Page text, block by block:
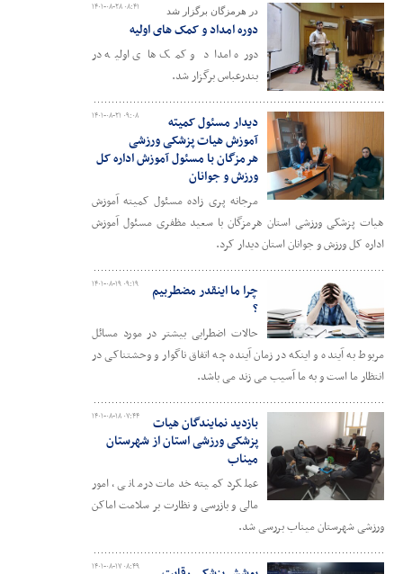
۱۴۰۱-۰۸-۲۸ ۰۸:۴۱ در هرمزگان برگزار شد
دوره امداد و کمک های اولیه
دوره امداد و کمک های اولیه در
بندرعباس برگزار شد.
۱۴۰۱-۰۸-۲۱ ۰۹:۰۸
دیدار مسئول کمیته
آموزش هیات پزشکی ورزشی
هرمزگان با مسئول آموزش اداره کل
ورزش و جوانان
مرجانه پری زاده مسئول کمیته آموزش
هیات پزشکی ورزشی استان هرمزگان با سعید مظفری مسئول آموزش
اداره کل ورزش و جوانان استان دیدار کرد.
۱۴۰۱-۰۸-۱۹ ۰۹:۱۹
چرا ما اینقدر مضطربیم
؟
حالات اضطرابی بیشتر در مورد مسائل
مربوط به آینده و اینکه در زمان آینده چه اتفاق ناگوار و وحشتناکی در
انتظار ما است و به ما آسیب می زند می باشد.
۱۴۰۱-۰۸-۱۸ ۰۷:۴۴
بازدید نمایندگان هیات
پزشکی ورزشی استان از شهرستان
میناب
عملکرد کمیته خدمات درمانی ، امور
مالی و بازرسی و نظارت بر سلامت اماکن
ورزشی شهرستان میناب بررسی شد.
۱۴۰۱-۰۸-۱۷ ۰۸:۴۹